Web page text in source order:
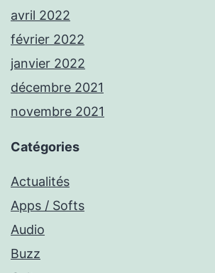
avril 2022
février 2022
janvier 2022
décembre 2021
novembre 2021
Catégories
Actualités
Apps / Softs
Audio
Buzz